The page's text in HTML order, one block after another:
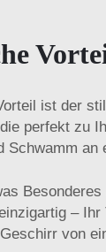
ist der
perfekt zu
Schwamm an
–
von